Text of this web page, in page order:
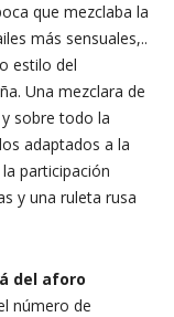
que mezclaba la
más sensuales,..
estilo del
Una mezclara de
sobre todo la
adaptados a la
participación
y una ruleta rusa
del aforo
número de